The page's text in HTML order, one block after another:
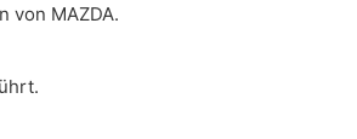
von MAZDA.